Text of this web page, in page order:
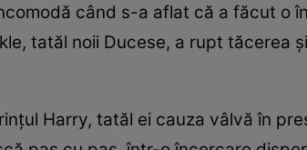
când s-a aflat că a făcut o
tatăl noii Ducese, a rupt tăcerea
Harry, tatăl ei cauza vâlvă în